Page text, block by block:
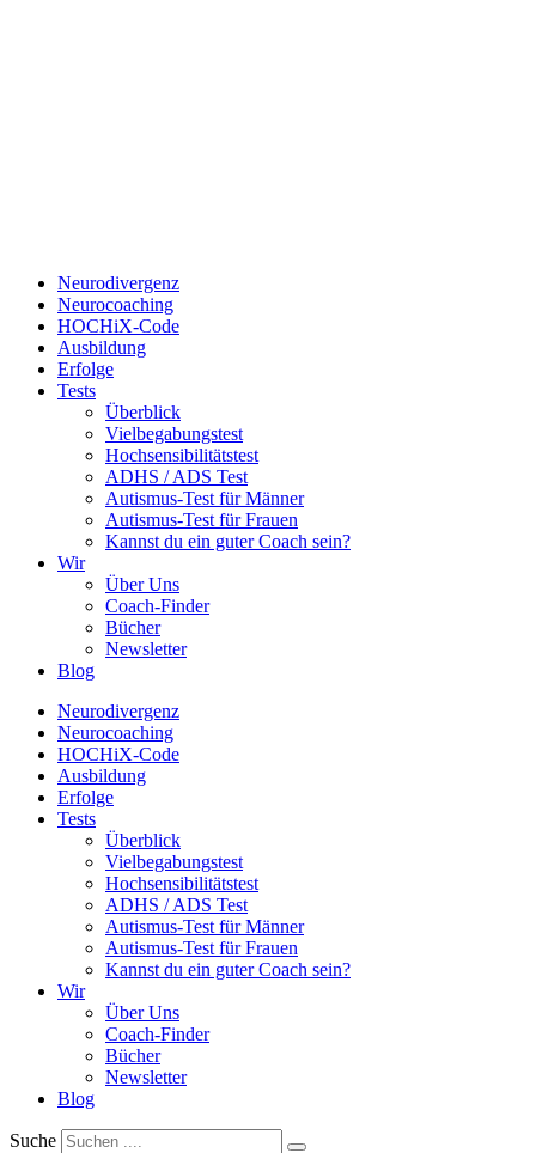
Neurodivergenz
Neurocoaching
HOCHiX-Code
Ausbildung
Erfolge
Tests
Überblick
Vielbegabungstest
Hochsensibilitätstest
ADHS / ADS Test
Autismus-Test für Männer
Autismus-Test für Frauen
Kannst du ein guter Coach sein?
Wir
Über Uns
Coach-Finder
Bücher
Newsletter
Blog
Neurodivergenz
Neurocoaching
HOCHiX-Code
Ausbildung
Erfolge
Tests
Überblick
Vielbegabungstest
Hochsensibilitätstest
ADHS / ADS Test
Autismus-Test für Männer
Autismus-Test für Frauen
Kannst du ein guter Coach sein?
Wir
Über Uns
Coach-Finder
Bücher
Newsletter
Blog
Suche